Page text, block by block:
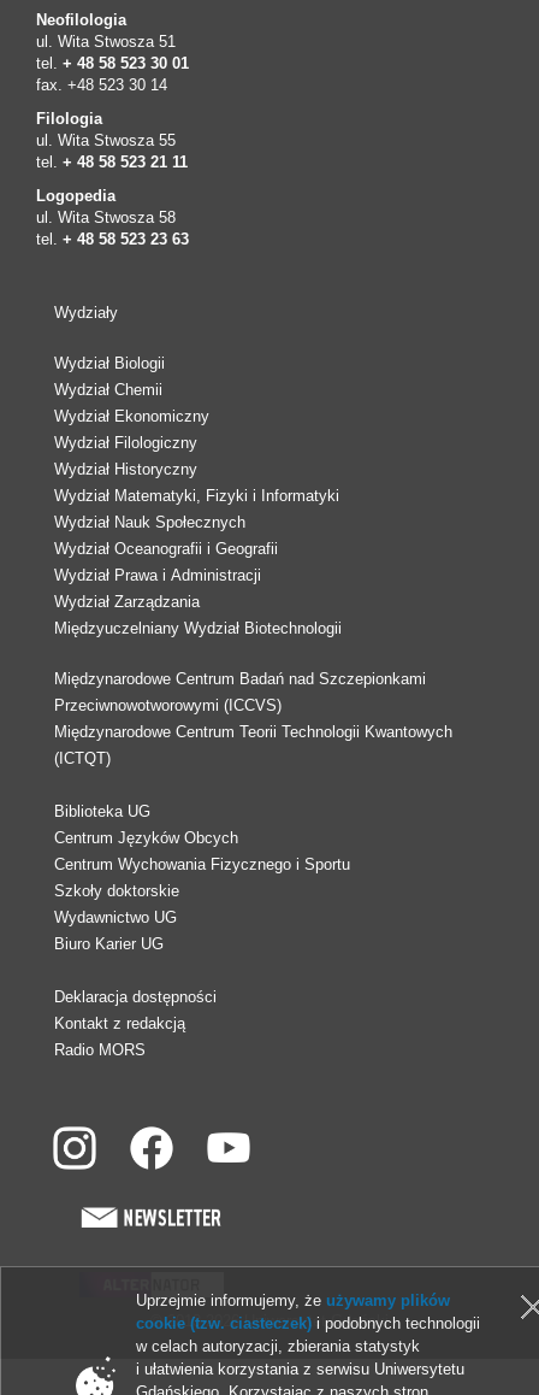
Neofilologia
ul. Wita Stwosza 51
tel. + 48 58 523 30 01
fax. +48 523 30 14
Filologia
ul. Wita Stwosza 55
tel. + 48 58 523 21 11
Logopedia
ul. Wita Stwosza 58
tel. + 48 58 523 23 63
Wydziały
Wydział Biologii
Wydział Chemii
Wydział Ekonomiczny
Wydział Filologiczny
Wydział Historyczny
Wydział Matematyki, Fizyki i Informatyki
Wydział Nauk Społecznych
Wydział Oceanografii i Geografii
Wydział Prawa i Administracji
Wydział Zarządzania
Międzyuczelniany Wydział Biotechnologii
Międzynarodowe Centrum Badań nad Szczepionkami
Przeciwnowotworowymi (ICCVS)
Międzynarodowe Centrum Teorii Technologii Kwantowych
(ICTQT)
Biblioteka UG
Centrum Języków Obcych
Centrum Wychowania Fizycznego i Sportu
Szkoły doktorskie
Wydawnictwo UG
Biuro Karier UG
Deklaracja dostępności
Kontakt z redakcją
Radio MORS
© 2013-2026 Uniwersytet Gdański
Uprzejmie informujemy, że używamy plików
cookie (tzw. ciasteczek) i podobnych technologii
w celach autoryzacji, zbierania statystyk
i ułatwienia korzystania z serwisu Uniwersytetu